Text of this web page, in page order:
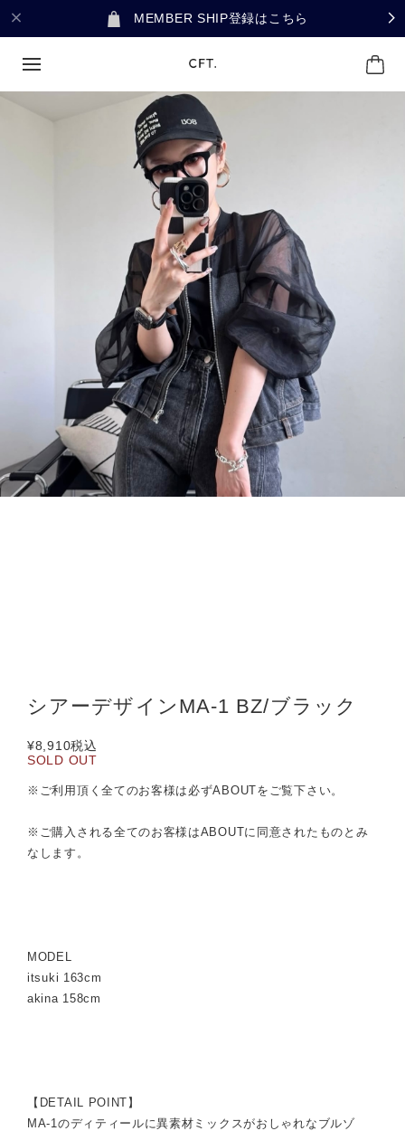
MEMBER SHIP登録はこちら
シアーデザインMA-1 BZ/ブラック
¥8,910税込
SOLD OUT
※ご利用頂く全てのお客様は必ずABOUTをご覧下さい。
※ご購入される全てのお客様はABOUTに同意されたものとみ
なします。
MODEL
itsuki 163cm
akina 158cm
【DETAIL POINT】
MA-1のディティールに異素材ミックスがおしゃれなブルゾ